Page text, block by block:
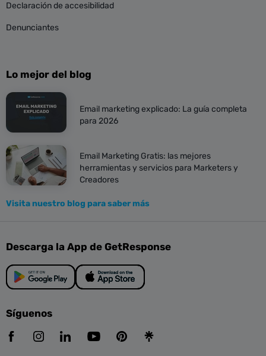
Declaración de accesibilidad
Denunciantes
Lo mejor del blog
Email marketing explicado: La guía completa
para 2026
Email Marketing Gratis: las mejores
herramientas y servicios para Marketers y
Creadores
Visita nuestro blog para saber más
Descarga la App de GetResponse
Síguenos